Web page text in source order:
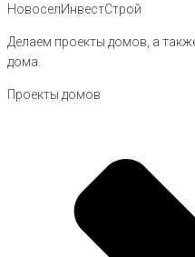
НовоселИнвестСтрой
Делаем проекты домов, а
дома.
Проекты домов